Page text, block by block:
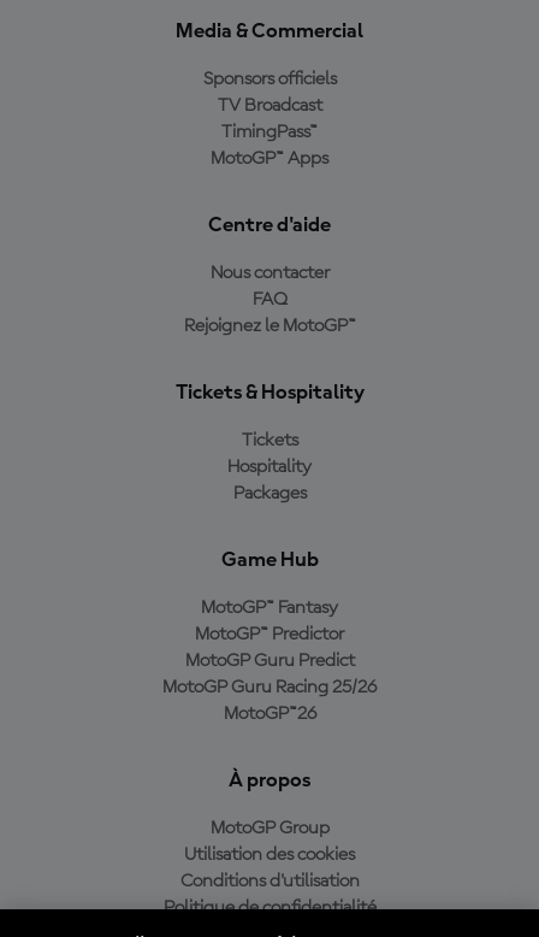
Media & Commercial
Sponsors officiels
TV Broadcast
TimingPass™
MotoGP™ Apps
Centre d'aide
Nous contacter
FAQ
Rejoignez le MotoGP™
Tickets & Hospitality
Tickets
Hospitality
Packages
Game Hub
MotoGP™ Fantasy
MotoGP™ Predictor
MotoGP Guru Predict
MotoGP Guru Racing 25/26
MotoGP™26
À propos
MotoGP Group
Utilisation des cookies
Conditions d'utilisation
Politique de confidentialité